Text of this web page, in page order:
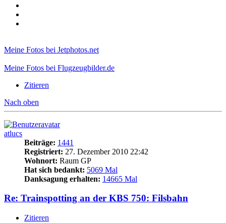
Meine Fotos bei Jetphotos.net
Meine Fotos bei Flugzeugbilder.de
Zitieren
Nach oben
atlucs
Beiträge: 1441
Registriert: 27. Dezember 2010 22:42
Wohnort: Raum GP
Hat sich bedankt: 5069 Mal
Danksagung erhalten: 14665 Mal
Re: Trainspotting an der KBS 750: Filsbahn
Zitieren